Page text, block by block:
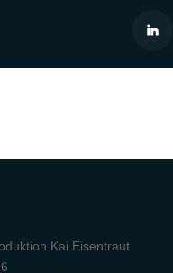
Kai Eisentraut